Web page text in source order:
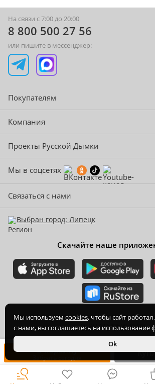
В корзину
Мы используем cookies, чтобы сайт
с нами, вы соглашаетесь на использование
Ok
На связи с 7:00 до 20:00
8 800 500 27 56
или пишите в мессенджер:
Покупателям
Компания
Проекты Русской Дымки
Мы в соцсетях
Связаться с нами
Выбран город: Липецк
Скачайте наше
2015-2026© ООО Торгово-
ОГРН 1164350070720